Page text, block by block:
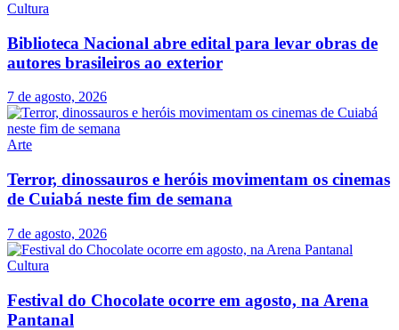
Cultura
Biblioteca Nacional abre edital para levar obras de
autores brasileiros ao exterior
7 de agosto, 2026
Arte
Terror, dinossauros e heróis movimentam os cinemas
de Cuiabá neste fim de semana
7 de agosto, 2026
Cultura
Festival do Chocolate ocorre em agosto, na Arena
Pantanal